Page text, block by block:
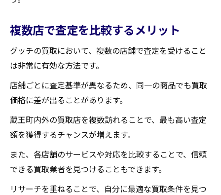
複数店で査定を比較するメリット
グッチの買取において、複数の店舗で査定を受けること
は非常に有効な方法です。
店舗ごとに査定基準が異なるため、同一の商品でも買取
価格に差が出ることがあります。
蔵王町内外の買取店を複数訪れることで、最も高い査定
額を獲得するチャンスが増えます。
また、各店舗のサービスや対応を比較することで、信頼
できる買取業者を見つけることもできます。
リサーチを重ねることで、自分に最適な買取条件を見つ